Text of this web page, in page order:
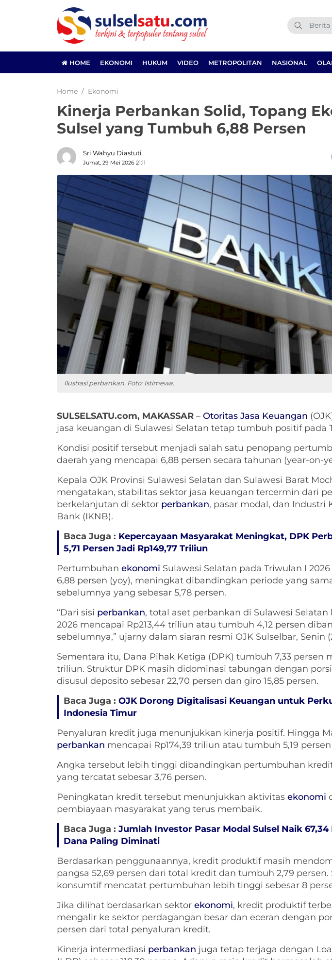
HOME EKONOMI HUKUM VIDEO METROPOLITAN NASIONAL
Home Ekonomi
Kinerja Perbankan Solid, Topang
Sulsel yang Tumbuh 6,88 Persen
Sri Wahyu Diastuti
Jumat, 29 Mei 2026 21:11
Ilustrasi perbankan. Foto: Istimewa.
SULSELSATU.com, MAKASSAR – Otoritas Jasa Keuangan
jasa keuangan di Sulawesi Selatan tetap tumbuh positif pada
Kondisi positif tersebut menjadi salah satu penopang
daerah yang mencapai 6,88 persen secara tahunan (year-on-
Kepala OJK Provinsi Sulawesi Selatan dan Sulawesi Barat
mengatakan, stabilitas sektor jasa keuangan tercermin dari
berkelanjutan di sektor perbankan, pasar modal, dan Industri
Bank (IKNB).
Baca Juga : Kepercayaan Masyarakat Meningkat, DPK
5,71 Persen Jadi Rp149,77 Triliun
Pertumbuhan ekonomi Sulawesi Selatan pada Triwulan I
6,88 persen (yoy), meningkat dibandingkan periode yang
sebelumnya yang sebesar 5,78 persen.
“Dari sisi perbankan, total aset perbankan di Sulawesi
2026 mencapai Rp213,44 triliun atau tumbuh 4,12 persen
sebelumnya,” ujarny dalam siaran resmi OJK Sulselbar, Senin
Sementara itu, Dana Pihak Ketiga (DPK) tumbuh 7,33 persen
triliun. Struktur DPK masih didominasi tabungan dengan porsi
disusul deposito sebesar 22,70 persen dan giro 15,85 persen.
Baca Juga : OJK Dorong Digitalisasi Keuangan untuk
Indonesia Timur
Penyaluran kredit juga menunjukkan kinerja positif. Hingga
perbankan mencapai Rp174,39 triliun atau tumbuh 5,19
Angka tersebut lebih tinggi dibandingkan pertumbuhan
yang tercatat sebesar 3,76 persen.
Peningkatan kredit tersebut menunjukkan aktivitas ekonomi
pembiayaan masyarakat yang terus membaik.
Baca Juga : Jumlah Investor Pasar Modal Sulsel Naik 67,34
Dana Paling Diminati
Berdasarkan penggunaannya, kredit produktif masih
pangsa 52,69 persen dari total kredit dan tumbuh 2,79
konsumtif mencatat pertumbuhan lebih tinggi sebesar 8
Jika dilihat berdasarkan sektor ekonomi, kredit produktif
mengalir ke sektor perdagangan besar dan eceran dengan
persen dari total penyaluran kredit.
Kinerja intermediasi perbankan juga tetap terjaga dengan